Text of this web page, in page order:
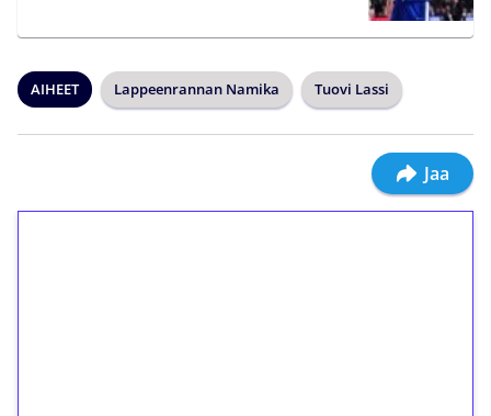
AIHEET Lappeenrannan Namika Tuovi Lassi
Jaa